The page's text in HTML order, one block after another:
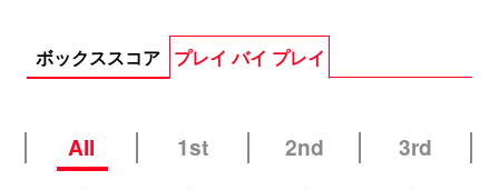
ボックススコア プレイ バイ プレイ
All 1st 2nd
3rd